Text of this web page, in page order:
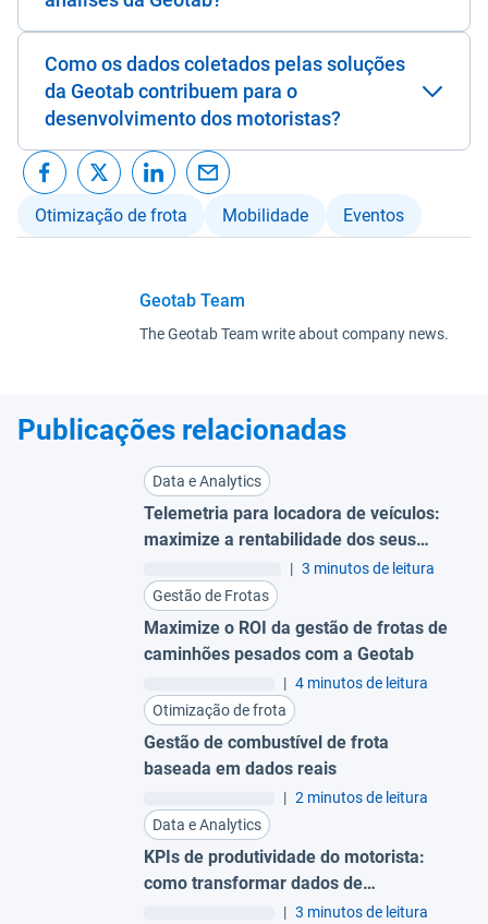
Como os dados coletados pelas soluções
da Geotab contribuem para o
desenvolvimento dos motoristas?
Otimização de frota Mobilidade Eventos
Geotab Team
The Geotab Team write about company news.
Publicações relacionadas
Data e Analytics
Telemetria para locadora de veículos:
maximize a rentabilidade dos seus
| 3 minutos de leitura
Gestão de Frotas
Maximize o ROI da gestão de frotas de
caminhões pesados com a Geotab
| 4 minutos de leitura
Otimização de frota
Gestão de combustível de frota
baseada em dados reais
| 2 minutos de leitura
Data e Analytics
KPIs de produtividade do motorista:
como transformar dados de
comportamento em eficiência
| 3 minutos de leitura